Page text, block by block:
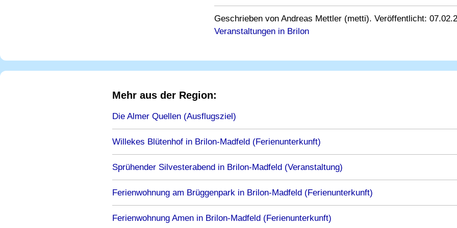
Geschrieben von Andreas Mettler (metti). Veröffentlicht:
Veranstaltungen in Brilon
Mehr aus der Region:
Die Almer Quellen (Ausflugsziel)
Willekes Blütenhof in Brilon-Madfeld (Ferienunterkunft)
Sprühender Silvesterabend in Brilon-Madfeld (Veranstaltung)
Ferienwohnung am Brüggenpark in Brilon-Madfeld (Ferienunterkunft)
Ferienwohnung Amen in Brilon-Madfeld (Ferienunterkunft)